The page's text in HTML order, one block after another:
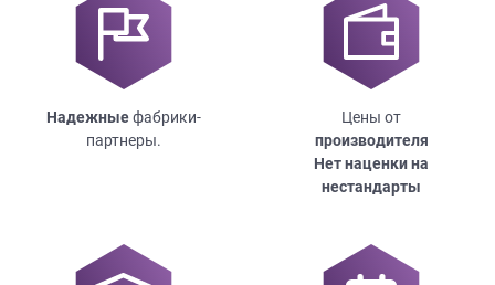
Надежныефабрики-
партнеры.
Цены от
производителя
Нет наценки на
нестандарты